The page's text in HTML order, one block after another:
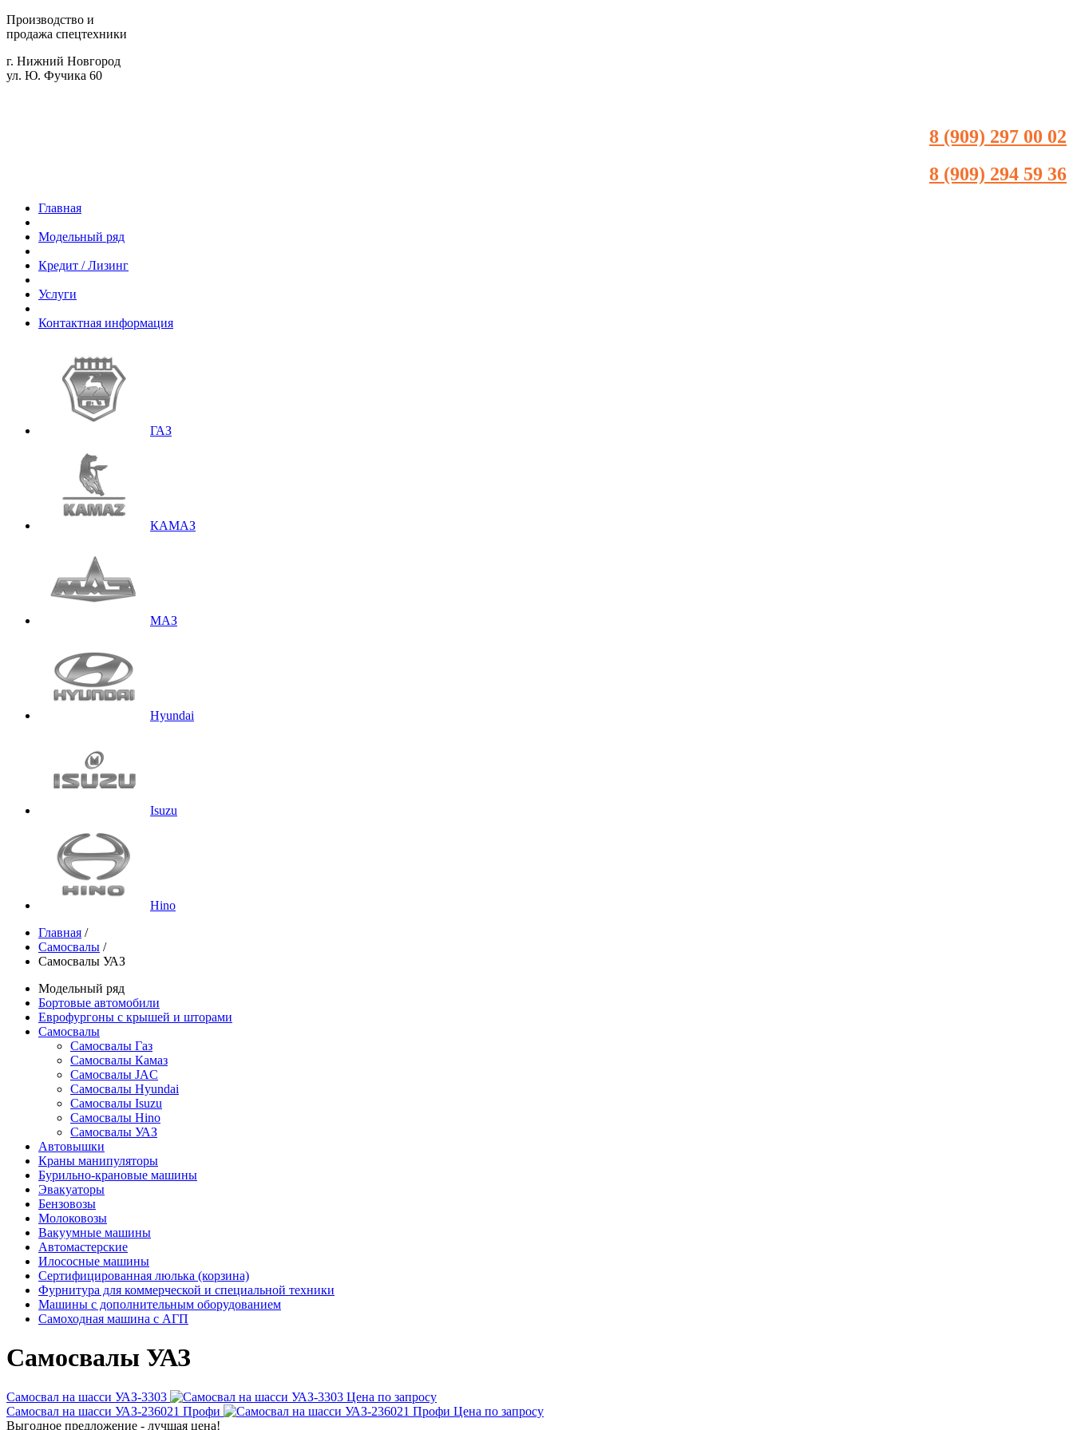
Производство и
продажа спецтехники
г. Нижний Новгород
ул. Ю. Фучика 60
8 (909) 297 00 02
8 (909) 294 59 36
Главная
Модельный ряд
Кредит / Лизинг
Услуги
Контактная информация
ГАЗ
КАМАЗ
МАЗ
Hyundai
Isuzu
Hino
Главная /
Самосвалы /
Самосвалы УАЗ
Модельный ряд
Бортовые автомобили
Еврофургоны с крышей и шторами
Самосвалы
Самосвалы Газ
Самосвалы Камаз
Самосвалы JAC
Самосвалы Hyundai
Самосвалы Isuzu
Самосвалы Hino
Самосвалы УАЗ
Автовышки
Краны манипуляторы
Бурильно-крановые машины
Эвакуаторы
Бензовозы
Молоковозы
Вакуумные машины
Автомастерские
Илососные машины
Сертифицированная люлька (корзина)
Фурнитура для коммерческой и специальной техники
Машины с дополнительным оборудованием
Самоходная машина с АГП
Самосвалы УАЗ
Самосвал на шасси УАЗ-3303
Цена по запросу
Самосвал на шасси УАЗ-236021 Профи
Цена по запросу
Выгодное предложение - лучшая цена!